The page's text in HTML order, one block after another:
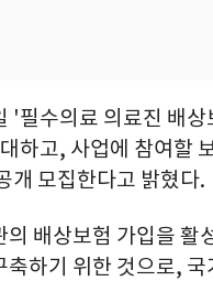
'필수의료 의료진 배상
하고, 사업에 참여할
개 모집한다고 밝혔다.
배상보험 가입을 활
축하기 위한 것으로, 국